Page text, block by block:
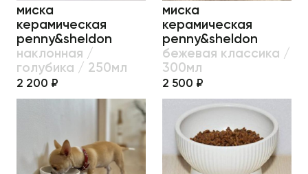
миска
керамическая
penny&sheldon
наклонная /
голубика / 250мл
2 200 ₽
миска
керамическая
penny&sheldon
бежевая классика /
300мл
2 500 ₽